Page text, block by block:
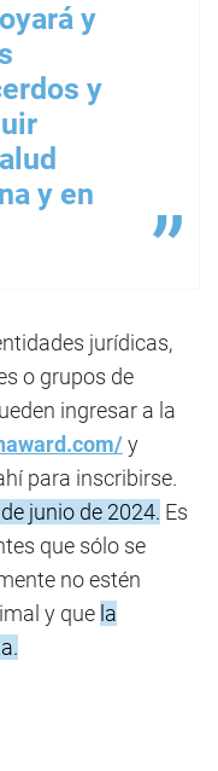
y
y
y en
jurídicas,
o grupos de
ingresar a la
y
para inscribirse.
junio de 2024. Es
que sólo se
no estén
y que la